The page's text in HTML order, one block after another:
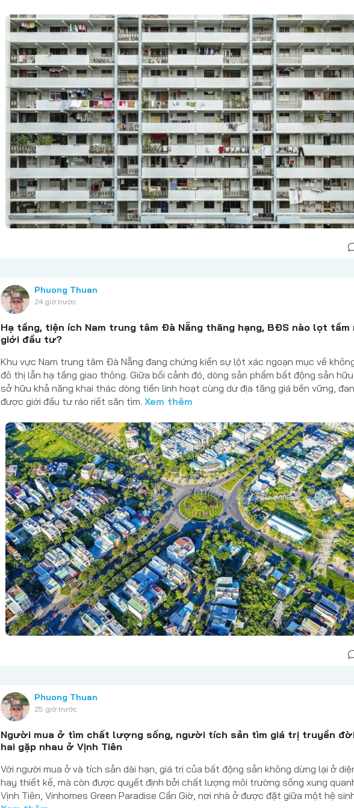
Phuong Thuan
24 giờ trước
Hạ tầng, tiện ích Nam trung tâm Đà Nẵng thăng hạng, BĐS nào lọt tầm
giới đầu tư?
Khu vực Nam trung tâm Đà Nẵng đang chứng kiến sự lột xác ngoạn mục về
đô thị lẫn hạ tầng giao thông. Giữa bối cảnh đó, dòng sản phẩm bất động sản hữu
sở hữu khả năng khai thác dòng tiền linh hoạt cùng dư địa tăng giá bền vững,
được giới đầu tư ráo riết săn tìm.Xem thêm
Phuong Thuan
25 giờ trước
Người mua ở tìm chất lượng sống, người tích sản tìm giá trị truyền
hai gặp nhau ở Vịnh Tiên
Với người mua ở và tích sản dài hạn, giá trị của bất động sản không dừng lại ở
hay thiết kế, mà còn được quyết định bởi chất lượng môi trường sống xung
Vịnh Tiên, Vinhomes Green Paradise Cần Giờ, nơi nhà ở được đặt giữa một hệ